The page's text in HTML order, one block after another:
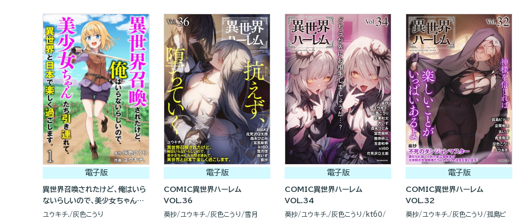
電子版
異世界召喚されたけど、俺はいら
ないらしいので、美少女ちゃんた
ち引き連れて、異世界と日本で楽
ユウキチ. 灰色こうり
電子版
COMIC異世界ハーレム
VOL.36
葵抄 ユウキチ. 灰色こうり
雪月
電子版
COMIC異世界ハーレム
VOL.34
葵抄 ユウキチ. 灰色こうり
kt60
電子版
COMIC異世界ハーレム
VOL.32
葵抄 ユウキチ. 灰色こうり
孤島ビ